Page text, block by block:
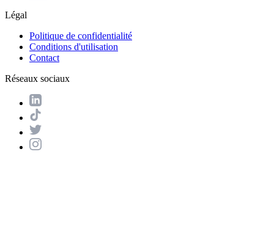
Légal
Politique de confidentialité
Conditions d'utilisation
Contact
Réseaux sociaux